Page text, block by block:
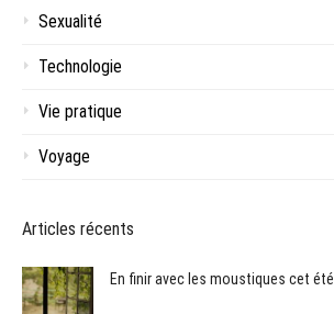
Sexualité
Technologie
Vie pratique
Voyage
Articles récents
En finir avec les moustiques cet été